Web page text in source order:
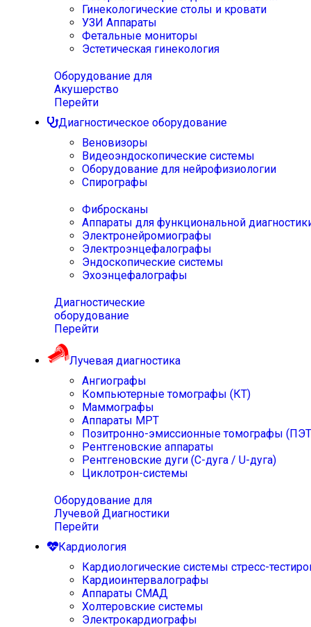
Гинекологические столы и кровати
УЗИ Аппараты
Фетальные мониторы
Эстетическая гинекология
Оборудование для
Акушерство
Перейти
Диагностическое оборудование
Веновизоры
Видеоэндоскопические системы
Оборудование для нейрофизиологии
Спирографы
Фибросканы
Аппараты для функциональной
Электронейромиографы
Электроэнцефалографы
Эндоскопические системы
Эхоэнцефалографы
Диагностические
оборудование
Перейти
Лучевая диагностика
Ангиографы
Компьютерные томографы (КТ)
Маммографы
Аппараты МРТ
Позитронно-эмиссионные томографы
Рентгеновские аппараты
Рентгеновские дуги (С-дуга / U-дуга)
Циклотрон-системы
Оборудование для
Лучевой Диагностики
Перейти
Кардиология
Кардиологические системы стресс-
Кардиоинтервалографы
Аппараты СМАД
Холтеровские системы
Электрокардиографы